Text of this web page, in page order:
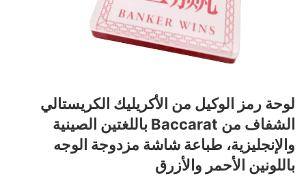
لوحة رمز الوكيل من الأكريليك الكريستالي
الشفاف من Baccarat باللغتين الصينية
والإنجليزية، طباعة شاشة مزدوجة الوجه
باللونين الأحمر والأزرق